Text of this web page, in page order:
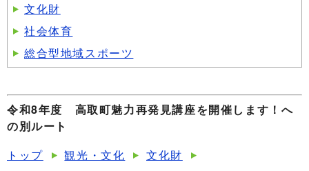
文化財
社会体育
総合型地域スポーツ
令和8年度 高取町魅力再発見講座を開催します！へ
の別ルート
トップ
観光・文化
文化財